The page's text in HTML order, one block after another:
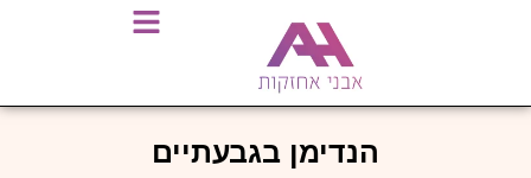
הנדימן בגבעתיים